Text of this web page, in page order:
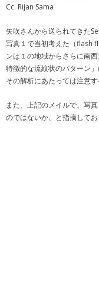
Cc. Rijan Sama
矢吹さんから送られてきた
写真１で当初考えた（flash
ンは１の地域からさらに南
特徴的な流紋状のパターン
その解析にあたっては注意
また、上記のメイルで、写
のではないか、と指摘して